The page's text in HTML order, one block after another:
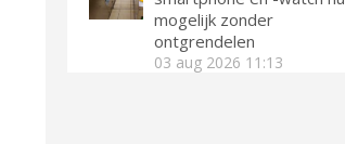
mogelijk zonder
ontgrendelen
03 aug 2026 11:13